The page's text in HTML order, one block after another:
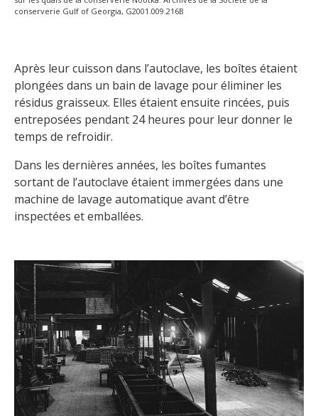
conserverie Gulf of Georgia, G2001.009.216B
Après leur cuisson dans l’autoclave, les boîtes étaient
plongées dans un bain de lavage pour éliminer les
résidus graisseux. Elles étaient ensuite rincées, puis
entreposées pendant 24 heures pour leur donner le
temps de refroidir.
Dans les dernières années, les boîtes fumantes
sortant de l’autoclave étaient immergées dans une
machine de lavage automatique avant d’être
inspectées et emballées.